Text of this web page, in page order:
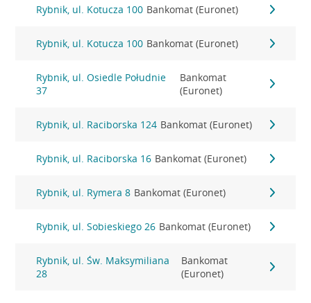
Rybnik, ul. Kotucza 100 Bankomat (Euronet)
Rybnik, ul. Kotucza 100 Bankomat (Euronet)
Rybnik, ul. Osiedle Południe
37
Bankomat
(Euronet)
Rybnik, ul. Raciborska 124 Bankomat (Euronet)
Rybnik, ul. Raciborska 16 Bankomat (Euronet)
Rybnik, ul. Rymera 8 Bankomat (Euronet)
Rybnik, ul. Sobieskiego 26 Bankomat (Euronet)
Rybnik, ul. Św. Maksymiliana
28
Bankomat
(Euronet)